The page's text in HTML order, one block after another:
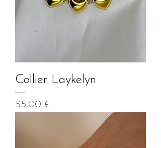
Collier Laykelyn
Prix
55,00 €